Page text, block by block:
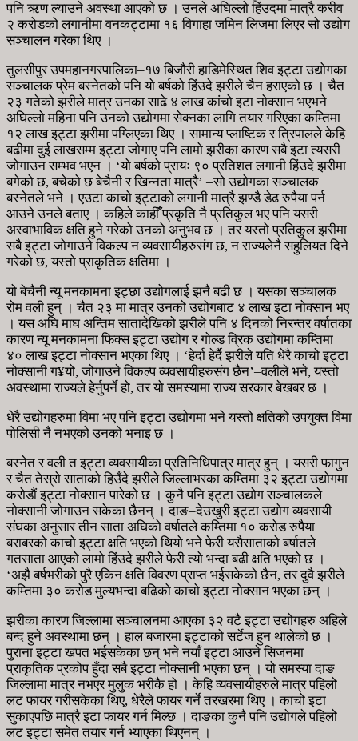
पनि ऋण ल्याउने अवस्था आएको छ । उनले अघिल्लो हिंउदमा मात्रै करीव
२ करोडको लगानीमा वनकट्टामा १६ विगाहा जमिन लिजमा लिएर सो उद्योग
सञ्चालन गरेका थिए ।
तुलसीपुर उपमहानगरपालिका–१७ बिजौरी हाडिमेस्थित शिव इट्टा उद्योगका
सञ्चालक प्रेम बस्नेतको पनि यो बर्षको हिंउदे झरीले चैन हराएको छ । चैत
२३ गतेको झरीले मात्र उनका साढे ४ लाख कांचो इटा नोक्सान भएभने
अघिल्लो महिना पनि उनको उद्योगमा सेक्नका लागि तयार गरिएका कम्तिमा
१२ लाख इट्टा झरीमा पग्लिएका थिए । सामान्य प्लाष्टिक र त्रिपालले केहि
बढीमा दुई लाखसम्म इट्टा जोगाए पनि लामो झरीका कारण सबै इटा त्यसरी
जोगाउन सम्भव भएन । ‘यो बर्षको प्रायः ९० प्रतिशत लगानी हिंउदे झरीमा
बगेको छ, बचेको छ बेचैनी र खिन्नता मात्रै’ –सो उद्योगका सञ्चालक
बस्नेतले भने । एउटा काचो इट्टाको लगानी मात्रै झण्डै डेढ रुपैया पर्न
आउने उनले बताए । कहिले काहीँं प्रकृति नै प्रतिकुल भए पनि यसरी
अस्वाभाविक क्षति हुने गरेको उनको अनुभव छ । तर यस्तो प्रतिकुल झरीमा
सबै इट्टा जोगाउने विकल्प न व्यवसायीहरुसंग छ, न राज्यलेनै सहुलियत दिने
गरेको छ, यस्तो प्राकृतिक क्षतिमा ।
यो बेचैनी न्यू मनकामना इट्छा उद्योगलाई झनै बढी छ । यसका सञ्चालक
रोम वली हुन् । चैत २३ मा मात्र उनको उद्योगबाट ४ लाख इटा नोक्सान भए
। यस अघि माघ अन्तिम सातादेखिको झरीले पनि ४ दिनको निरन्तर वर्षातका
कारण न्यू मनकामना फिक्स इट्टा उद्योग र गोल्ड व्रिक उद्योगमा कम्तिमा
४० लाख इट्टा नोक्सान भएका थिए । ‘हेर्दा हेर्दै झरीले यति धेरै काचो इट्टा
नोक्सानी ग¥यो, जोगाउने विकल्प व्यवसायीहरुसंग छैन’–वलीले भने, यस्तो
अवस्थामा राज्यले हेर्नुपर्ने हो, तर यो समस्यामा राज्य सरकार बेखबर छ ।
धेरै उद्योगहरुमा विमा भए पनि इट्टा उद्योगमा भने यस्तो क्षतिको उपयुक्त विमा
पोलिसी नै नभएको उनको भनाइ छ ।
बस्नेत र वली त इट्टा व्यवसायीका प्रतिनिधिपात्र मात्र हुन् । यसरी फागुन
र चैत तेस्रो साताको हिउँदे झरीले जिल्लाभरका कम्तिमा ३२ इट्टा उद्योगमा
करोडौं इट्टा नोक्सान पारेको छ । कुनै पनि इट्टा उद्योग सञ्चालकले
नोक्सानी जोगाउन सकेका छैनन् । दाङ–देउखुरी इट्टा उद्योग व्यवसायी
संघका अनुसार तीन साता अघिको वर्षातले कम्तिमा १० करोड रुपैया
बराबरको काचो इट्टा क्षति भएको थियो भने फेरी यसैसाताको बर्षातले
गतसाता आएको लामो हिंउदे झरीले फेरी त्यो भन्दा बढी क्षति भएको छ ।
‘अझै बर्षभरीको पुरै एकिन क्षति विवरण प्राप्त भईसकेको छैन, तर दुवै झरीले
कम्तिमा ३० करोड मुल्यभन्दा बढिको काचो इट्टा नोक्सान भएका छन् ।
झरीका कारण जिल्लामा सञ्चालनमा आएका ३२ वटै इट्टा उद्योगहरु अहिले
बन्द हुने अवस्थामा छन् । हाल बजारमा इट्टाको सर्टेज हुन थालेको छ ।
पुराना इट्टा खपत भईसकेका छन् भने नयाँ इट्टा आउने सिजनमा
प्राकृतिक प्रकोप हुँदा सबै इट्टा नोक्सानी भएका छन् । यो समस्या दाङ
जिल्लामा मात्र नभएर मुलुक भरीकै हो । केहि व्यवसायीहरुले मात्र पहिलो
लट फायर गरीसकेका थिए, धेरैले फायर गर्ने तरखरमा थिए । काचो इटा
सुकाएपछि मात्रै इटा फायर गर्न मिल्छ । दाङका कुनै पनि उद्योगले पहिलो
लट इट्टा समेत तयार गर्न भ्याएका थिएनन् ।